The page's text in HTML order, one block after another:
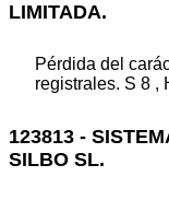
LIMITADA.
Pérdida del
registrales. S 8 ,
123813 -
SILBO SL.